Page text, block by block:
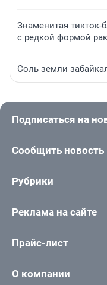
Знаменитая тикток-
с редкой формой
Соль земли
Подписаться на
Сообщить новость
Рубрики
Реклама на сайте
Прайс-лист
О компании